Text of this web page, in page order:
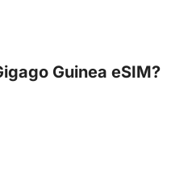
Guinea eSIM?